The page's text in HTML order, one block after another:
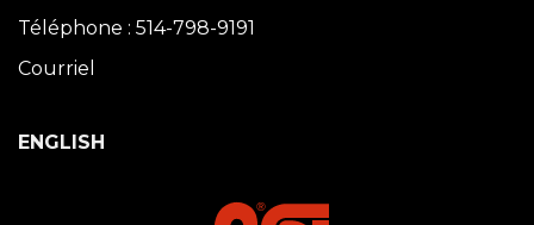
Téléphone : 514-798-9191
Courriel
ENGLISH